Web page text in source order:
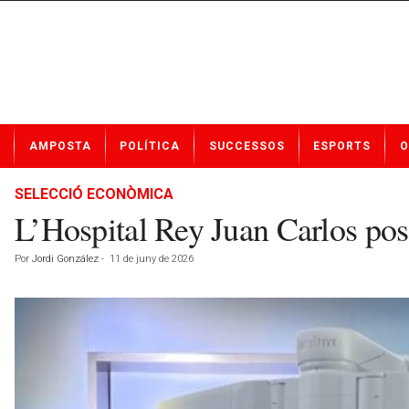
t
AMPOSTA POLÍTICA SUCCESSOS ESPORTS
SELECCIÓ ECONÒMICA
L’Hospital Rey Juan Carlos
Por Jordi González - 11 de juny de 2026